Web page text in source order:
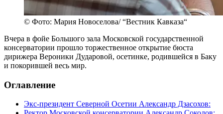
© Фото: Мария Новоселова/ “Вестник Кавказа“
Вчера в фойе Большого зала Московской государственной
консерватории прошло торжественное открытие бюста
дирижера Вероники Дударовой, осетинке, родившейся в Баку
и покорившей весь мир.
Оглавление
Экс-президент Северной Осетии Александр Дзасохов: